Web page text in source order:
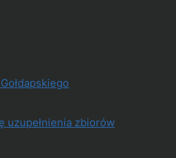
uzupełnienia zbiorów